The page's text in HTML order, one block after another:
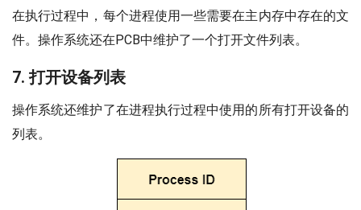
在执行过程中，每个进程使用一些需要在主内存中存在的文
件。操作系统还在PCB中维护了一个打开文件列表。
7. 打开设备列表
操作系统还维护了在进程执行过程中使用的所有打开设备的
列表。